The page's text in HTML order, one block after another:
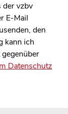
der vzbv
E-Mail
den
kann ich
Datenschutz